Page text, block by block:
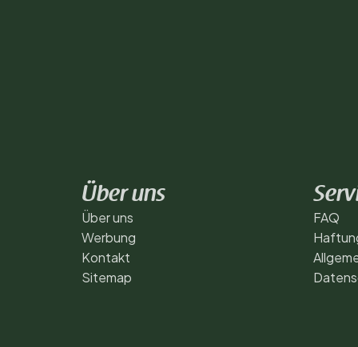
Über uns
Über uns
Werbung
Kontakt
Sitemap
FAQ